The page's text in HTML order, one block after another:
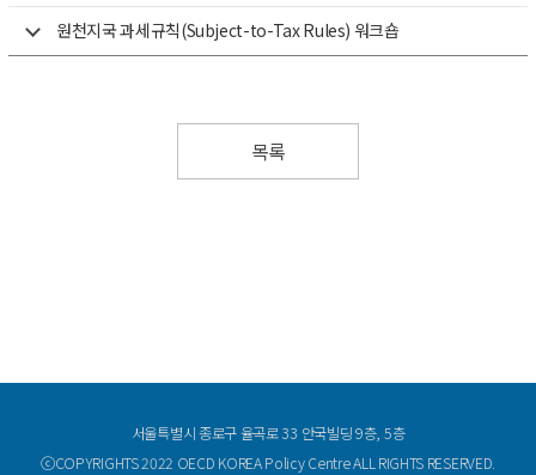
원천지국 과세규칙(Subject-to-Tax Rules) 워크숍
목록
서울특별시 종로구 율곡로 33 안국빌딩 9층, 5층
ⓒCOPYRIGHTS 2022 OECD KOREA Policy Centre ALL RIGHTS RESERVED.